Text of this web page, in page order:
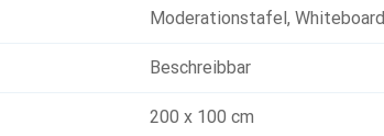
Moderationstafel , Whiteboard
Beschreibbar
200 x 100 cm